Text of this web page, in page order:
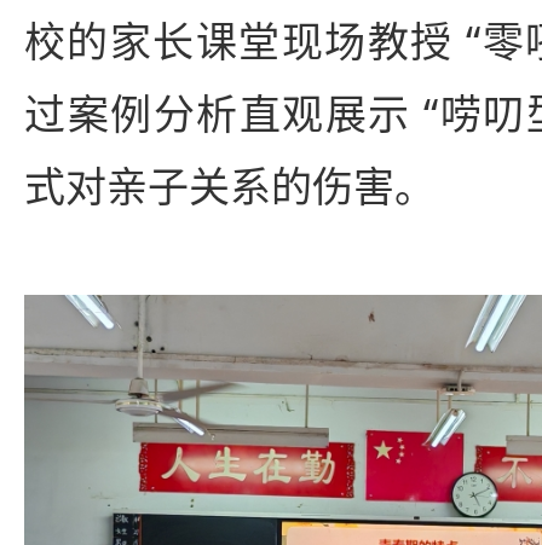
校的家长课堂现场教授 “
过案例分析直观展示 “唠叨
式对亲子关系的伤害。